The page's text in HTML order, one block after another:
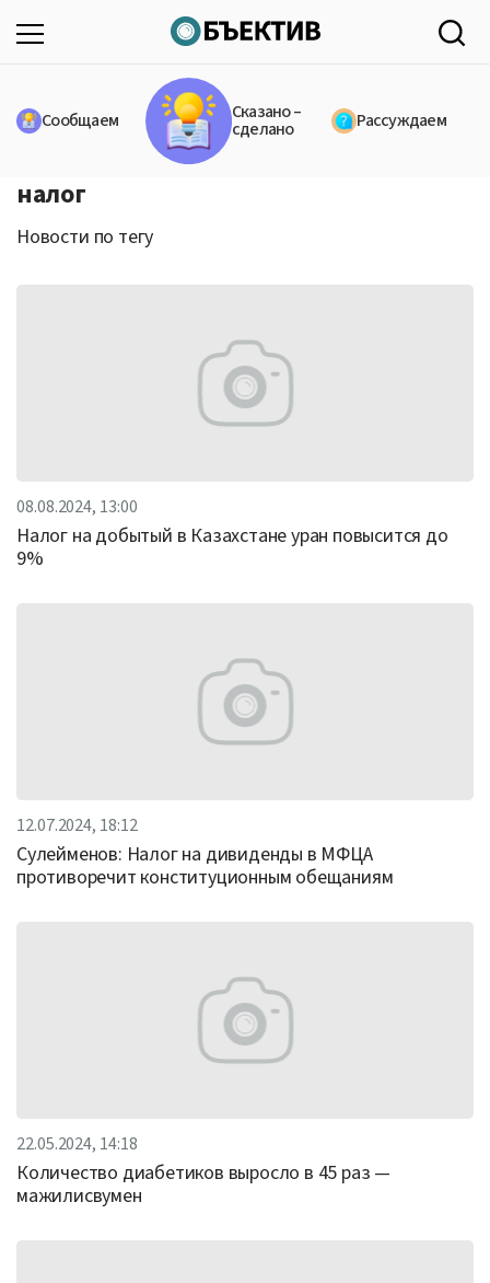
Сообщаем Сказано –
сделано Рассуждаем
налог
Новости по тегу
08.08.2024, 13:00
Налог на добытый в Казахстане уран повысится до
9%
12.07.2024, 18:12
Сулейменов: Налог на дивиденды в МФЦА
противоречит конституционным обещаниям
22.05.2024, 14:18
Количество диабетиков выросло в 45 раз —
мажилисвумен